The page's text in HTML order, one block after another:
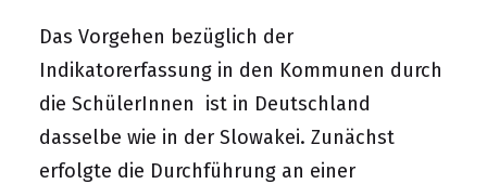
Das Vorgehen bezüglich der
Indikatorerfassung in den Kommunen durch
die SchülerInnen ist in Deutschland
dasselbe wie in der Slowakei. Zunächst
erfolgte die Durchführung an einer